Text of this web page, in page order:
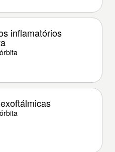
inflamatórios